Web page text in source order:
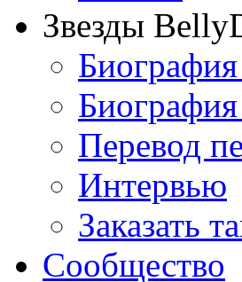
Звезды
Перевод
Интервью
Заказать
Сообщество